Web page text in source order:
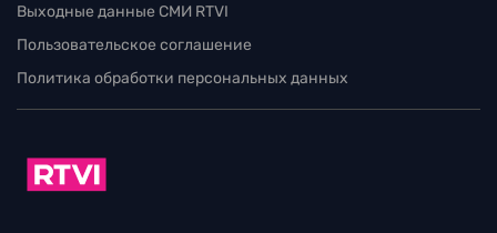
Выходные данные СМИ RTVI
Пользовательское соглашение
Политика обработки персональных данных